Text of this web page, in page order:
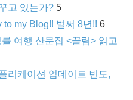
고 있는가? 5
to my Blog!! 벌써 8년!! 6
여행 산문집 <끌림> 읽고
리케이션 업데이트 빈도,